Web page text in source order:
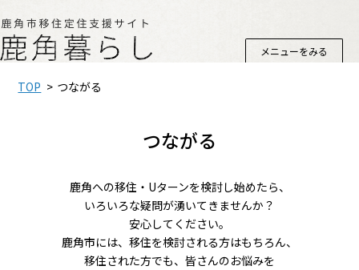
メニューをみる
TOP つながる
つながる
鹿角への移住・Uターンを検討し始めたら、
いろいろな疑問が湧いてきませんか？
安心してください。
鹿角市には、移住を検討される方はもちろん、
移住された方でも、皆さんのお悩みを